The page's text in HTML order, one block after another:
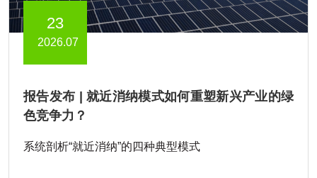
23
2026.07
报告发布 | 就近消纳模式如何重塑新兴产业的绿
色竞争力？
系统剖析“就近消纳”的四种典型模式